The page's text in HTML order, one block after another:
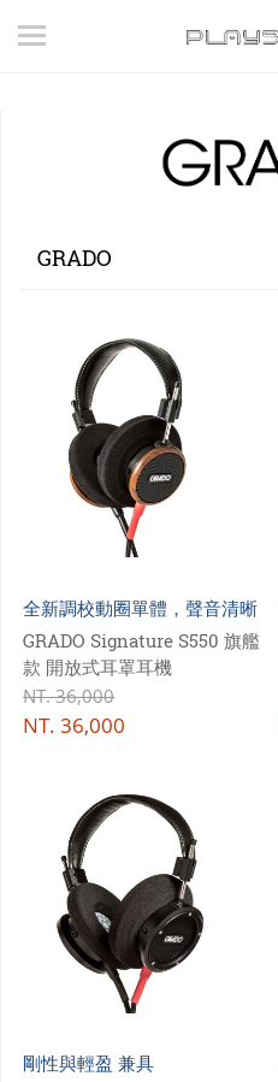
登入
/ 聯絡我們
品牌
訊源DAC耳擴
購物說明
會員專區
GRADO
全新調校動圈單體，聲音清晰
自然
GRADO Signature S550 旗艦
款 開放式耳罩耳機
NT.36,000
NT. 36,000
剛性與輕盈 兼具